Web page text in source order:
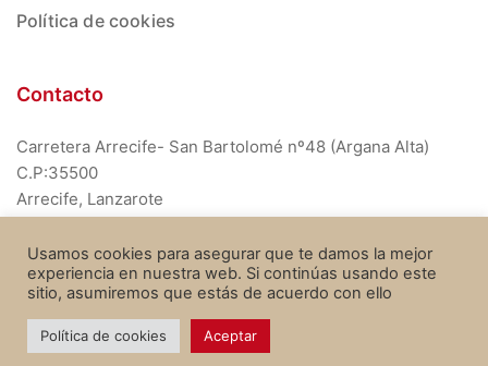
Política de cookies
Contacto
Carretera Arrecife- San Bartolomé nº48 (Argana Alta)
C.P:35500
Arrecife, Lanzarote
Asociación Mararía. Todos los derechos reservados.
Usamos cookies para asegurar que te damos la mejor
experiencia en nuestra web. Si continúas usando este
sitio, asumiremos que estás de acuerdo con ello
Política de cookies Aceptar